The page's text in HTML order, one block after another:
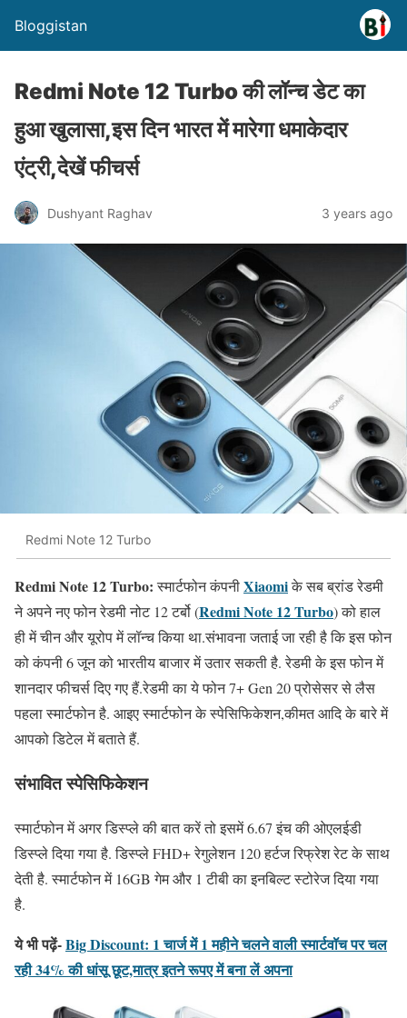
Bloggistan
Redmi Note 12 Turbo की लॉन्च डेट का
हुआ खुलासा,इस दिन भारत में मारेगा धमाकेदार
एंट्री,देखें फीचर्स
Dushyant Raghav 3 years ago
Redmi Note 12 Turbo
Redmi Note 12 Turbo:स्मार्टफोन कंपनीXiaomiके सब ब्रांड रेडमी
ने अपने नए फोन रेडमी नोट 12 टर्बो (Redmi Note 12 Turbo) को हाल
ही में चीन और यूरोप में लॉन्च किया था.संभावना जताई जा रही है कि इस फोन
को कंपनी 6 जून को भारतीय बाजार में उतार सकती है. रेडमी के इस फोन में
शानदार फीचर्स दिए गए हैं.रेडमी का ये फोन 7+ Gen 20 प्रोसेसर से लैस
पहला स्मार्टफोन है. आइए स्मार्टफोन के स्पेसिफिकेशन,कीमत आदि के बारे में
आपको डिटेल में बताते हैं.
संभावित स्पेसिफिकेशन
स्मार्टफोन में अगर डिस्प्ले की बात करें तो इसमें 6.67 इंच की ओएलईडी
डिस्प्ले दिया गया है. डिस्प्ले FHD+ रेगुलेशन 120 हर्टज रिफ्रेश रेट के साथ
देती है. स्मार्टफोन में 16GB गेम और 1 टीबी का इनबिल्ट स्टोरेज दिया गया
है.
ये भी पढ़ें-Big Discount: 1 चार्ज में 1 महीने चलने वाली स्मार्टवॉच पर चल
रही 34% की धांसू छूट,मात्र इतने रूपए में बना लें अपना